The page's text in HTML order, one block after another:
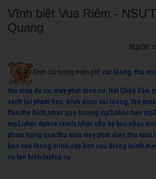
Vĩnh biệt Vua Riêm -
Quang
Nguồn:
Xem cải lương miễn phí: cai luong, thu
thu mua do cu, may phat dien cu, Hát Chầu Văn,
sach toi pham hoc, trich doan cai luong, thu
flan,the hinh,nhac que huong mp3,nhac han mp3
mp3,nhac dance remix,nhac cho ba bau,nhac
pham hong que,thu mua may phat dien,thu mua
bon cau thong minh,sua bon cau thong minh,
cu tan binh, laptop cu